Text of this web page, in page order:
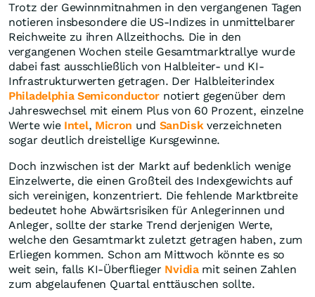
Trotz der Gewinnmitnahmen in den vergangenen Tagen
notieren insbesondere die US-Indizes in unmittelbarer
Reichweite zu ihren Allzeithochs. Die in den
vergangenen Wochen steile Gesamtmarktrallye wurde
dabei fast ausschließlich von Halbleiter- und KI-
Infrastrukturwerten getragen. Der Halbleiterindex
Philadelphia Semiconductor notiert gegenüber dem
Jahreswechsel mit einem Plus von 60 Prozent, einzelne
Werte wie Intel, Micron und SanDiskverzeichneten
sogar deutlich dreistellige Kursgewinne.
Doch inzwischen ist der Markt auf bedenklich wenige
Einzelwerte, die einen Großteil des Indexgewichts auf
sich vereinigen, konzentriert. Die fehlende Marktbreite
bedeutet hohe Abwärtsrisiken für Anlegerinnen und
Anleger, sollte der starke Trend derjenigen Werte,
welche den Gesamtmarkt zuletzt getragen haben, zum
Erliegen kommen. Schon am Mittwoch könnte es so
weit sein, falls KI-Überflieger Nvidiamit seinen Zahlen
zum abgelaufenen Quartal enttäuschen sollte.